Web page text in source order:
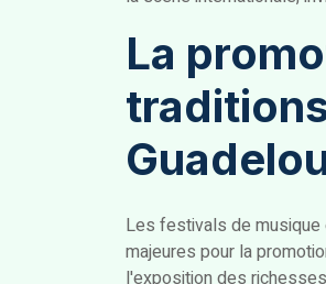
La
Les festivals de
majeures pour la
l'exposition des